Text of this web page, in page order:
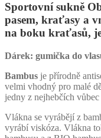
boku,
vel.
L
42-
jediný
exemplář
tohoto
vzoru
množství
Sportovní sukně
pasem, kraťasy a
na boku kraťasů,
Dárek: gumička do
Bambus je přírodně
velmi vhodný pro malé
jedny z nejhebčích
Vlákna se vyrábějí z
vyrábí viskóza. Vlákna